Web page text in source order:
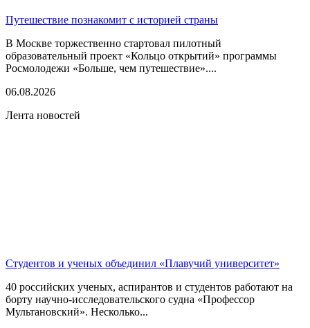
Путешествие познакомит с историей страны
В Москве торжественно стартовал пилотный
образовательный проект «Кольцо открытий» программы
Росмолодежи «Больше, чем путешествие»....
06.08.2026
Лента новостей
Студентов и ученых объединил «Плавучий университет»
40 российских ученых, аспирантов и студентов работают на
борту научно-исследовательского судна «Профессор
Мультановский». Несколько...